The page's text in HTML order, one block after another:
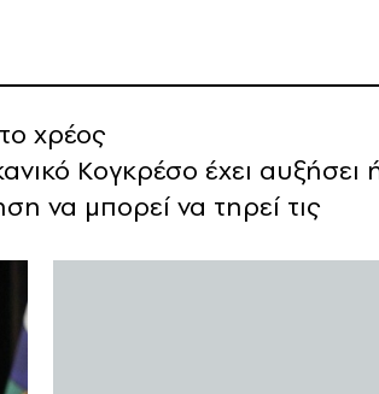
χρέος
Κογκρέσο έχει αυξήσει
να μπορεί να τηρεί τις